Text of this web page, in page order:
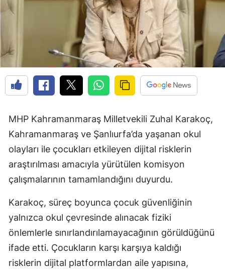
MHP Kahramanmaraş Milletvekili Zuhal Karakoç,
Kahramanmaraş ve Şanlıurfa’da yaşanan okul
olayları ile çocukları etkileyen dijital risklerin
araştırılması amacıyla yürütülen komisyon
çalışmalarının tamamlandığını duyurdu.
Karakoç, süreç boyunca çocuk güvenliğinin
yalnızca okul çevresinde alınacak fiziki
önlemlerle sınırlandırılamayacağının görüldüğünü
ifade etti. Çocukların karşı karşıya kaldığı
risklerin dijital platformlardan aile yapısına,